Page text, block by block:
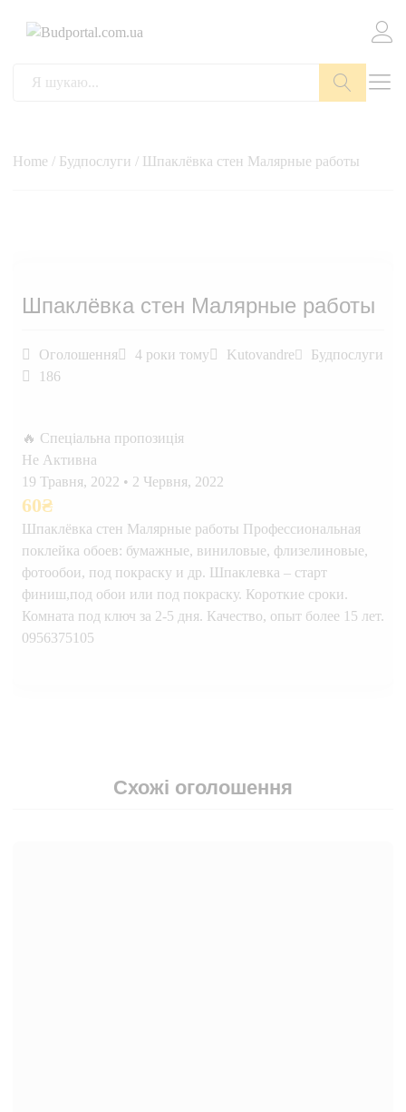
Home / Будпослуги / Шпаклёвка стен Малярные работы
Шпаклёвка стен Малярные работы
Оголошення 4 роки тому Kutovandre
Будпослуги
186
🔥 Спеціальна пропозиція
Не Активна
19 Травня, 2022 • 2 Червня, 2022
60₴
Шпаклёвка стен Малярные работы Профессиональная
поклейка обоев: бумажные, виниловые, флизелиновые,
фотообои, под покраску и др. Шпаклевка – старт
финиш,под обои или под покраску. Короткие сроки.
Комната под ключ за 2-5 дня. Качество, опыт более 15 лет.
0956375105
Схожі оголошення